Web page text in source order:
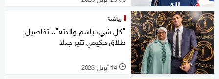
رياضة
"كل شيء باسم والدته".. تفاصيل
طلاق حكيمي تثير جدلا
l 14 أبريل 2023